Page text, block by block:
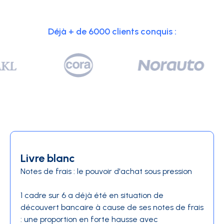
Déjà + de 6000 clients conquis :
Livre blanc
Notes de frais : le pouvoir d'achat sous pression
1 cadre sur 6 a déjà été en situation de
découvert bancaire à cause de ses notes de frais
: une proportion en forte hausse avec